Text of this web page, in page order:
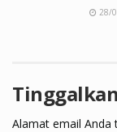
28/
Alamat email Anda